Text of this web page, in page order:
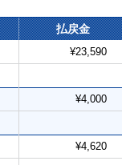
払戻金
¥23,590
¥4,000
¥4,620